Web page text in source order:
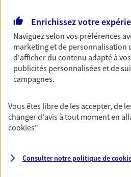
Découvrir l'offre Prévoyance
NOUS
Assurance vie
achat immobilier, études des
autour du monde…
simplement, selon votre profil.
Enrichissez votre
Naviguez selon vos préférences
marketing et de personnalisation
d'afficher du contenu adapté à
publicités personnalisées et de
campagnes.
Vous êtes libre de les accepter, de
changer d'avis à tout moment en
cookies"
Consulter notre politique de